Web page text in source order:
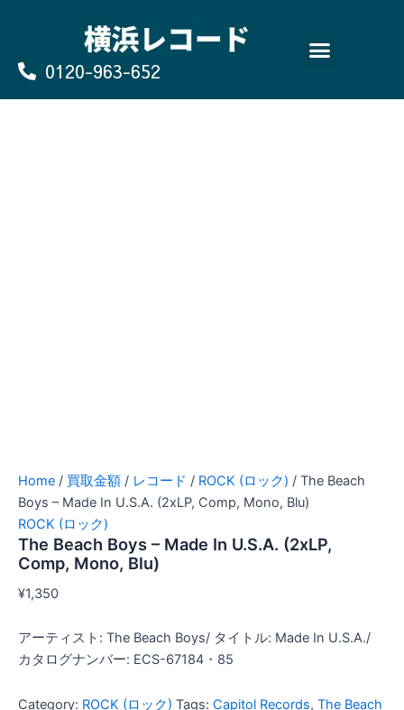
0120-963-652
Home / 買取金額 / レコード / ROCK (ロック) / The Beach
Boys – Made In U.S.A. (2xLP, Comp, Mono, Blu)
ROCK (ロック)
The Beach Boys – Made In U.S.A. (2xLP,
Comp, Mono, Blu)
¥1,350
アーティスト: The Beach Boys/ タイトル: Made In U.S.A./
カタログナンバー: ECS-67184・85
Category: ROCK (ロック) Tags: Capitol Records, The Beach